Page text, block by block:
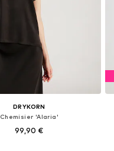
DRYKORN
Chemisier 'Alaria'
99,90 €